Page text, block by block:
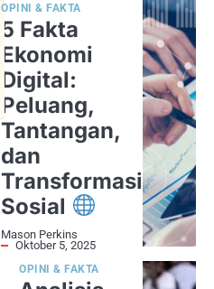
5 Fakta
Ekonomi
Digital:
Peluang,
Tantangan,
dan
Transformasi
Sosial
OPINI & FAKTA
Mason Perkins
Oktober 5, 2025
OPINI & FAKTA